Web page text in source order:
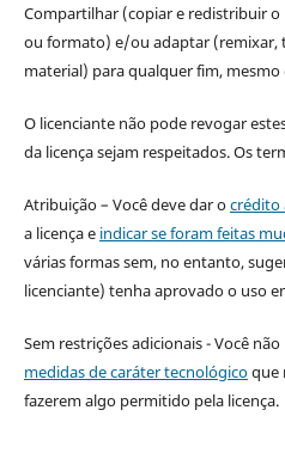
Compartilhar (copiar e redistribuir
ou formato) e/ou adaptar (remixar,
material) para qualquer fim, mesmo
O licenciante não pode revogar
da licença sejam respeitados. Os
Atribuição – Você deve dar ocrédito
a licença e indicar se foram feitas
várias formas sem, no entanto,
licenciante) tenha aprovado o uso
Sem restrições adicionais - Você
medidas de caráter tecnológicoque
fazerem algo permitido pela licença.